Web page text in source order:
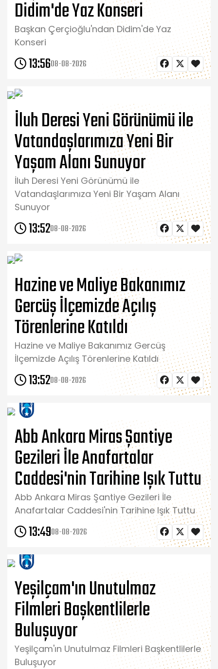
Didim'de Yaz Konseri
Başkan Çerçioğlu'ndan Didim'de Yaz
Konseri
13:5608-08-2026
İluh Deresi Yeni Görünümü ile
Vatandaşlarımıza Yeni Bir
Yaşam Alanı Sunuyor
İluh Deresi Yeni Görünümü ile
Vatandaşlarımıza Yeni Bir Yaşam Alanı
Sunuyor
13:5208-08-2026
Hazine ve Maliye Bakanımız
Gercüş İlçemizde Açılış
Törenlerine Katıldı
Hazine ve Maliye Bakanımız Gercüş
İlçemizde Açılış Törenlerine Katıldı
13:5208-08-2026
Abb Ankara Miras Şantiye
Gezileri İle Anafartalar
Caddesi'nin Tarihine Işık Tuttu
Abb Ankara Miras Şantiye Gezileri İle
Anafartalar Caddesi'nin Tarihine Işık Tuttu
13:4908-08-2026
Yeşilçam'ın Unutulmaz
Filmleri Başkentlilerle
Buluşuyor
Yeşilçam'ın Unutulmaz Filmleri Başkentlilerle
Buluşuyor